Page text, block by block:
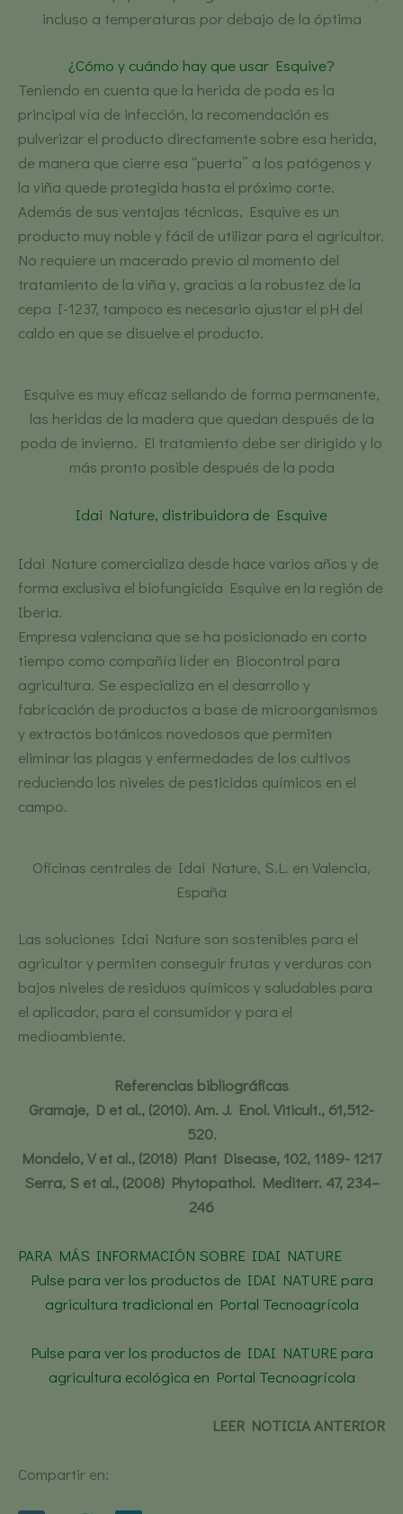
incluso a temperaturas por debajo de la óptima
¿Cómo y cuándo hay que usar Esquive?
Teniendo en cuenta que la herida de poda es la
principal vía de infección, la recomendación es
pulverizar el producto directamente sobre esa herida,
de manera que cierre esa “puerta” a los patógenos y
la viña quede protegida hasta el próximo corte.
Además de sus ventajas técnicas, Esquive es un
producto muy noble y fácil de utilizar para el agricultor.
No requiere un macerado previo al momento del
tratamiento de la viña y, gracias a la robustez de la
cepa I-1237, tampoco es necesario ajustar el pH del
caldo en que se disuelve el producto.
Esquive es muy eficaz sellando de forma permanente,
las heridas de la madera que quedan después de la
poda de invierno. El tratamiento debe ser dirigido y lo
más pronto posible después de la poda
Idai Nature, distribuidora de Esquive
Idai Nature comercializa desde hace varios años y de
forma exclusiva el biofungicida Esquive en la región de
Iberia.
Empresa valenciana que se ha posicionado en corto
tiempo como compañía líder en Biocontrol para
agricultura. Se especializa en el desarrollo y
fabricación de productos a base de microorganismos
y extractos botánicos novedosos que permiten
eliminar las plagas y enfermedades de los cultivos
reduciendo los niveles de pesticidas químicos en el
campo.
Oficinas centrales de Idai Nature, S.L. en Valencia,
España
Las soluciones Idai Nature son sostenibles para el
agricultor y permiten conseguir frutas y verduras con
bajos niveles de residuos químicos y saludables para
el aplicador, para el consumidor y para el
medioambiente.
Referencias bibliográficas
Gramaje, D et al., (2010). Am. J. Enol. Viticult., 61,512-
520.
Mondelo, V et al., (2018) Plant Disease, 102, 1189- 1217
Serra, S et al., (2008) Phytopathol. Mediterr. 47, 234–
246
PARA MÁS INFORMACIÓN SOBRE IDAI NATURE
Pulse para ver los productos de IDAI NATURE para
agricultura tradicional en Portal Tecnoagrícola
Pulse para ver los productos de IDAI NATURE para
agricultura ecológica en Portal Tecnoagrícola
LEER NOTICIA ANTERIOR
Compartir en: